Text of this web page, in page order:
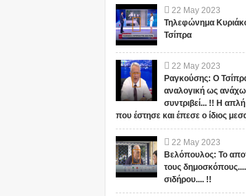
22 May 2023
Τηλεφώνημα
Τσίπρα
22 May 2023
Ραγκούσης: Ο
αναλογική ως
συντριβεί... !! Η
που έστησε και έπεσε ο ίδιος
22 May 2023
Βελόπουλος: Το
τους
σιδήρου.... !!